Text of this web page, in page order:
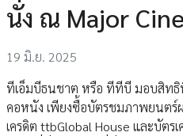
นั่ง ณ Major
19 มิ.ย. 2025
ทีเอ็มบีธนชาต หรือ ทีทีบี มอบสิทธิ
คอหนัง เพียงซื้อบัตรชมภาพยนตร์
เครดิต ttbGlobal House และบัตร